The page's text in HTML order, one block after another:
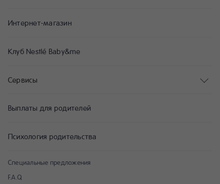
Специальные предложения
F.A.Q
Интернет-магазин
Клуб Nestlé Baby&me
Сервисы
Выплаты для родителей
Психология родительства